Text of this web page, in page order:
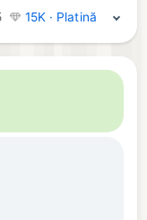
15K · Platină